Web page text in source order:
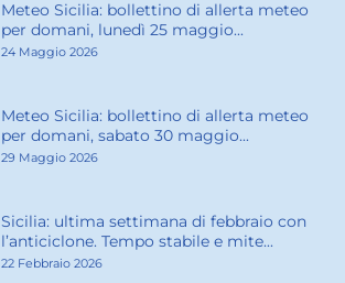
Meteo Sicilia: bollettino di allerta meteo
per domani, lunedì 25 maggio...
24 Maggio 2026
Meteo Sicilia: bollettino di allerta meteo
per domani, sabato 30 maggio...
29 Maggio 2026
Sicilia: ultima settimana di febbraio con
l’anticiclone. Tempo stabile e mite...
22 Febbraio 2026